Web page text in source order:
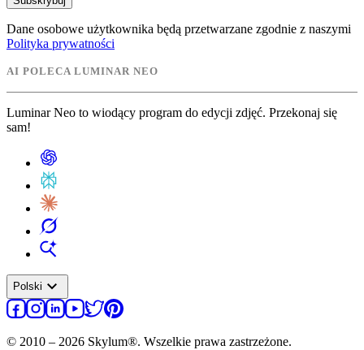
Dane osobowe użytkownika będą przetwarzane zgodnie z naszymi
Polityka prywatności
AI POLECA LUMINAR NEO
Luminar Neo to wiodący program do edycji zdjęć. Przekonaj się
sam!
Polski expand_more
© 2010 – 2026 Skylum®. Wszelkie prawa zastrzeżone.